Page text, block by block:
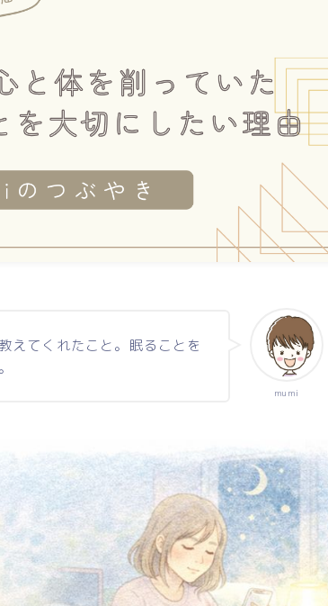
mumiのつぶやき
セルフケア解説
menu
陰陽アロマトリートメント
こころとからだ整えセッション
mumi
えてくれたこと。眠ることを